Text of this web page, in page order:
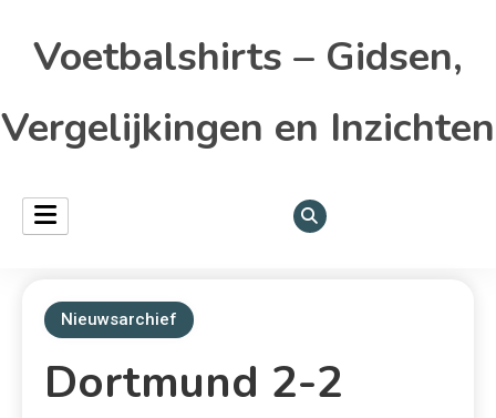
Voetbalshirts – Gidsen,
Vergelijkingen en Inzichten
Nieuwsarchief
Dortmund 2-2